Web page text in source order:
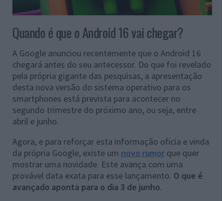
Quando é que o Android 16 vai chegar?
A Google anunciou recentemente que o Android 16
chegará antes do seu antecessor. Do que foi revelado
pela própria gigante das pesquisas, a apresentação
desta nova versão do sistema operativo para os
smartphones está prevista para acontecer no
segundo trimestre do próximo ano, ou seja, entre
abril e junho.
Agora, e para reforçar esta informação oficia e vinda
da própria Google, existe um novo rumor que quer
mostrar uma novidade. Este avança com uma
provável data exata para esse lançamento. O que é
avançado aponta para o dia 3 de junho.